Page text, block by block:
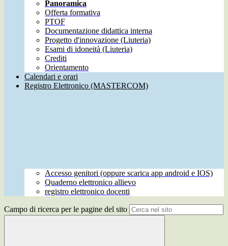
Panoramica
Offerta formativa
PTOF
Documentazione didattica interna
Progetto d'innovazione (Liuteria)
Esami di idoneità (Liuteria)
Crediti
Orientamento
Calendari e orari
Registro Elettronico (MASTERCOM)
Accesso genitori (oppure scarica app android e IOS)
Quaderno elettronico allievo
registro elettronico docenti
Campo di ricerca per le pagine del sito